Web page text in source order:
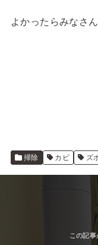
よかったらみなさ
掃除 カビ ズ